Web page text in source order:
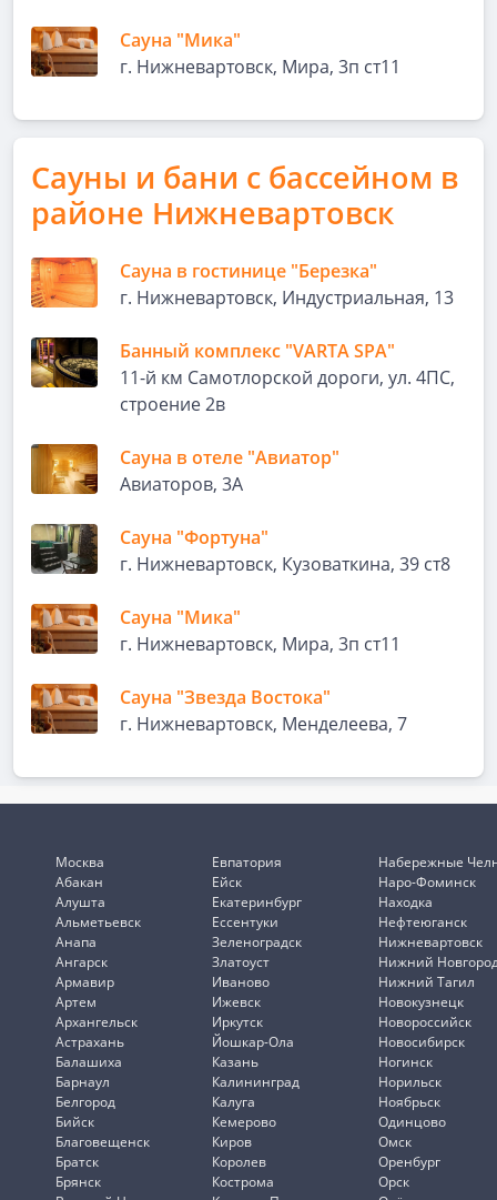
Сауна "Мика"
г. Нижневартовск, Мира, 3п ст11
Сауны и бани с бассейном в
районе Нижневартовск
Сауна в гостинице "Березка"
г. Нижневартовск, Индустриальная, 13
Банный комплекс "VARTA SPA"
11-й км Самотлорской дороги, ул. 4ПС,
строение 2в
Сауна в отеле "Авиатор"
Авиаторов, 3А
Сауна "Фортуна"
г. Нижневартовск, Кузоваткина, 39 ст8
Сауна "Мика"
г. Нижневартовск, Мира, 3п ст11
Сауна "Звезда Востока"
г. Нижневартовск, Менделеева, 7
Москва
Абакан
Алушта
Альметьевск
Анапа
Ангарск
Армавир
Артем
Архангельск
Астрахань
Балашиха
Барнаул
Белгород
Бийск
Благовещенск
Братск
Брянск
Евпатория
Ейск
Екатеринбург
Ессентуки
Зеленоградск
Златоуст
Иваново
Ижевск
Иркутск
Йошкар-Ола
Казань
Калининград
Калуга
Кемерово
Киров
Королев
Кострома
Набережные
Наро-Фоминск
Находка
Нефтеюганск
Нижневартовск
Нижний
Нижний Тагил
Новокузнецк
Новороссийск
Новосибирск
Ногинск
Норильск
Ноябрьск
Одинцово
Омск
Оренбург
Орск